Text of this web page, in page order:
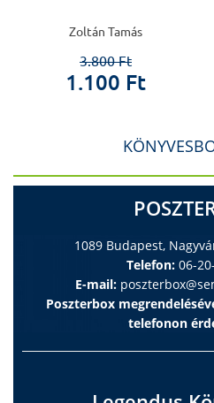
Zoltán Tamás
3.800 Ft
1.100 Ft
1089 Budapest,
Telefon: 06-
E-mail:
Poszterbox
telefonon